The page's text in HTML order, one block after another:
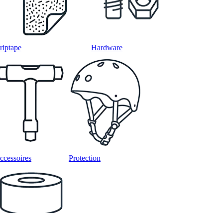
Hardware
Protection